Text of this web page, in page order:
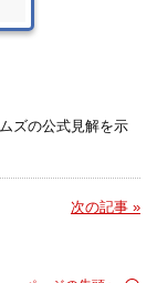
ズの公式見解を示
次の記事 »